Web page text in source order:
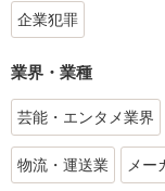
企業犯罪
業界・業種
芸能・エンタメ業界
物流・運送業 メー